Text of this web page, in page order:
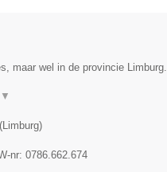
maar wel in de provincie Limburg.
▼
(Limburg)
nr: 0786.662.674